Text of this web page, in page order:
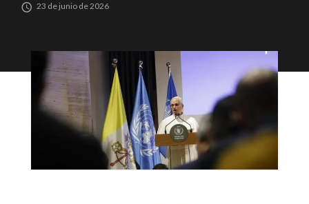
23 de junio de 2026